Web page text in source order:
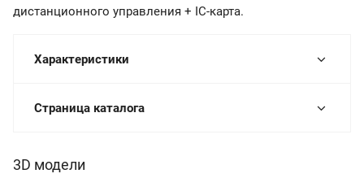
дистанционного управления + IC-карта.
Характеристики
Страница каталога
3D модели